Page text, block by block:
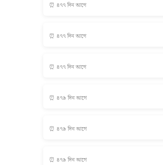
⏰ ৪৭৭ দিন আগে
⏰ ৪৭৭ দিন আগে
⏰ ৪৭৭ দিন আগে
⏰ ৪৭৯ দিন আগে
⏰ ৪৭৯ দিন আগে
⏰ ৪৭৯ দিন আগে